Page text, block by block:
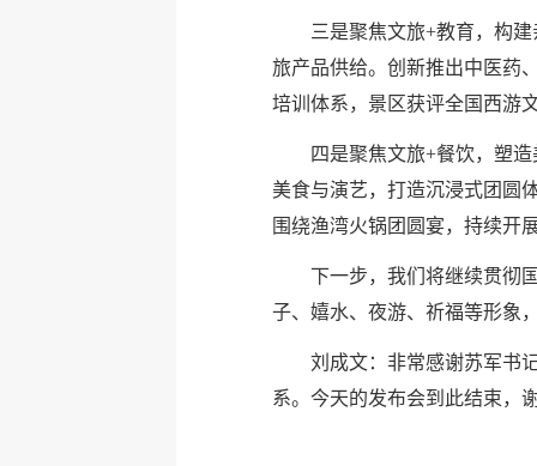
三是聚焦文旅+教育，构
旅产品供给。创新推出中医药
培训体系，景区获评全国西游
四是聚焦文旅+餐饮，塑
美食与演艺，打造沉浸式团圆
围绕渔湾火锅团圆宴，持续开
下一步，我们将继续贯彻
子、嬉水、夜游、祈福等形象
刘成文：非常感谢苏军书
系。今天的发布会到此结束，